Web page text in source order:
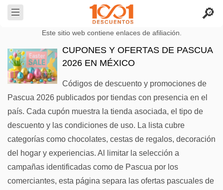
Este sitio web contiene enlaces de afiliación.
CUPONES Y OFERTAS DE PASCUA
2026 EN MÉXICO
Códigos de descuento y promociones de
Pascua 2026 publicados por tiendas con presencia en el
país. Cada cupón muestra la tienda asociada, el tipo de
descuento y las condiciones de uso. La lista cubre
categorías como chocolates, cestas de regalos, decoración
del hogar y experiencias. Al limitar la selección a
campañas identificadas como de Pascua por los
comerciantes, esta página separa las ofertas pascuales de